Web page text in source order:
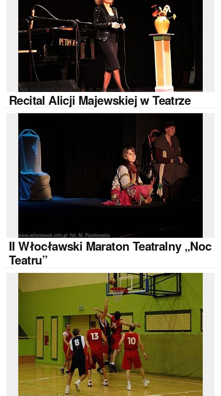
Recital Alicji Majewskiej w Teatrze
II Włocławski Maraton Teatralny „Noc
Teatru”